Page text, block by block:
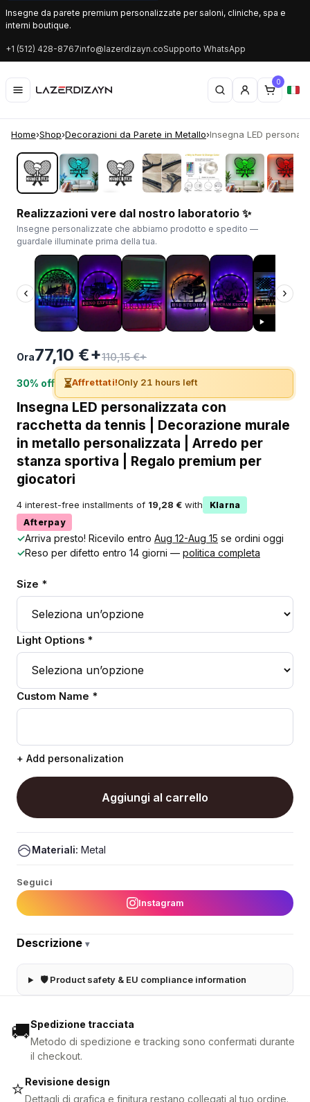
Insegne da parete premium personalizzate per saloni, cliniche, spa e
interni boutique.
+1 (512) 428-8767info@lazerdizayn.coSupporto WhatsApp
0
Home›Shop›Decorazioni da Parete in Metallo›Insegna LED
‹ ›
Realizzazioni vere dal nostro laboratorio ✨
Insegne personalizzate che abbiamo prodotto e spedito —
guardale illuminate prima della tua.
‹ ›
Ora77,10 €+110,15 €+
30% off ⏳Affrettati!Only 21 hours left
Insegna LED personalizzata con
racchetta da tennis | Decorazione murale
in metallo personalizzata | Arredo per
stanza sportiva | Regalo premium per
giocatori
4 interest-free installments of 19,28 € with
Klarna
Afterpay
✓Arriva presto! Ricevilo entro Aug 12-Aug 15 se ordini oggi
✓Reso per difetto entro 14 giorni — politica completa
Size *
Light Options *
Custom Name *
+ Add personalization
Aggiungi al carrello
Materiali: Metal
Seguici
Instagram
Descrizione ▾
🛡 Product safety & EU compliance information
🚚Spedizione tracciata
Metodo di spedizione e tracking sono confermati durante
il checkout.
⭐Revisione design
Dettagli di grafica e finitura restano collegati al tuo ordine.